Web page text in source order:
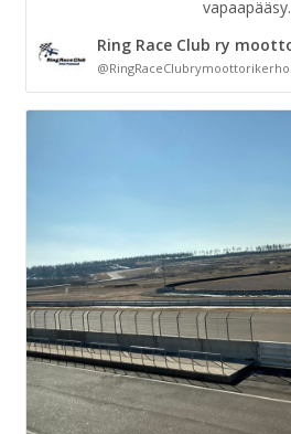
@RingRaceClubrymoottorikerho